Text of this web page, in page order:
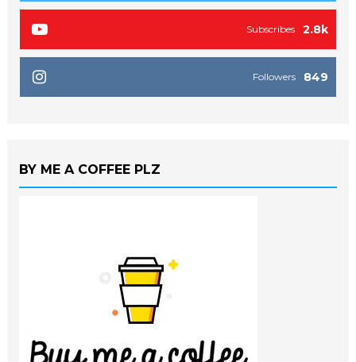
2.8k
Subscribes
849
Followers
BY ME A COFFEE PLZ